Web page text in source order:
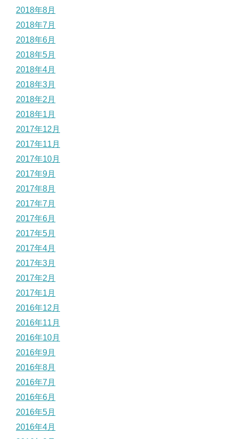
2018年8月
2018年7月
2018年6月
2018年5月
2018年4月
2018年3月
2018年2月
2018年1月
2017年12月
2017年11月
2017年10月
2017年9月
2017年8月
2017年7月
2017年6月
2017年5月
2017年4月
2017年3月
2017年2月
2017年1月
2016年12月
2016年11月
2016年10月
2016年9月
2016年8月
2016年7月
2016年6月
2016年5月
2016年4月